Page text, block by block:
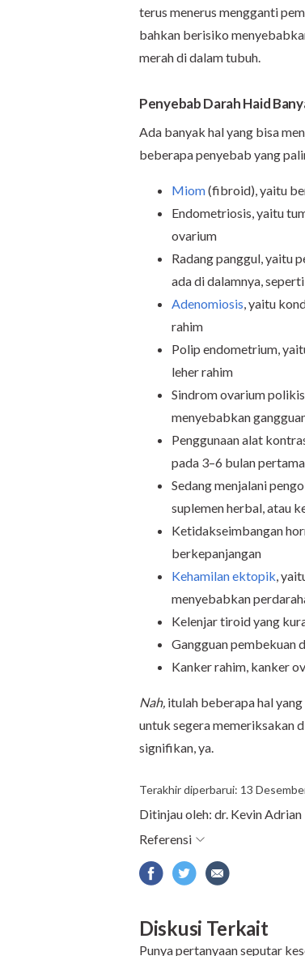
terus menerus mengganti
bahkan berisiko
merah di dalam tubuh.
Penyebab Darah Haid
Ada banyak hal yang bisa
beberapa penyebab yang
Miom(fibroid), yaitu
Endometriosis, yaitu
ovarium
Radang panggul, yaitu
ada di dalamnya,
Adenomiosis, yaitu
rahim
Polip endometrium,
leher rahim
Sindrom ovarium
menyebabkan
Penggunaan alat
pada 3–6 bulan pertama
Sedang menjalani
suplemen herbal, atau
Ketidakseimbangan
berkepanjangan
Kehamilan ektopik,
menyebabkan
Kelenjar tiroid yang
Gangguan pembekuan
Kanker rahim, kanker
Nah, itulah beberapa hal
untuk segera memeriksakan
signifikan, ya.
Terakhir diperbarui: 13